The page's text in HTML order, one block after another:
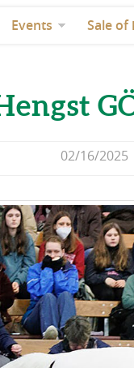
Events Sale of
02/16/2025